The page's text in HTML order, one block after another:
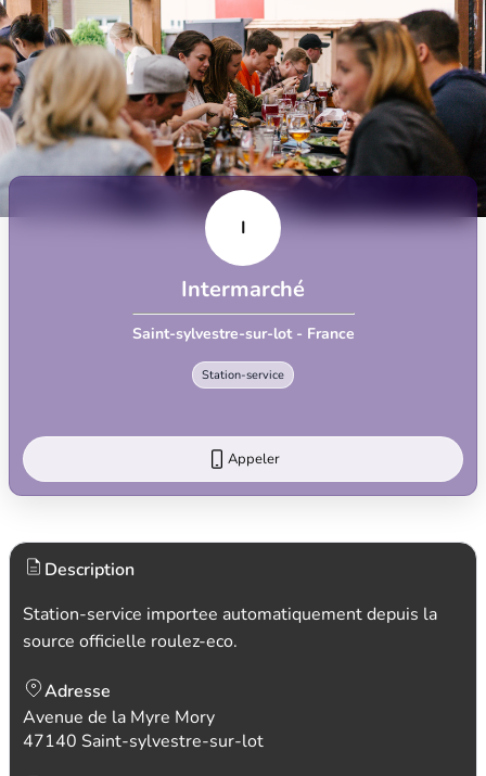
I
Intermarché
Saint-sylvestre-sur-lot - France
Station-service
Appeler
Description
Station-service importee automatiquement depuis la
source officielle roulez-eco.
Adresse
Avenue de la Myre Mory
47140 Saint-sylvestre-sur-lot